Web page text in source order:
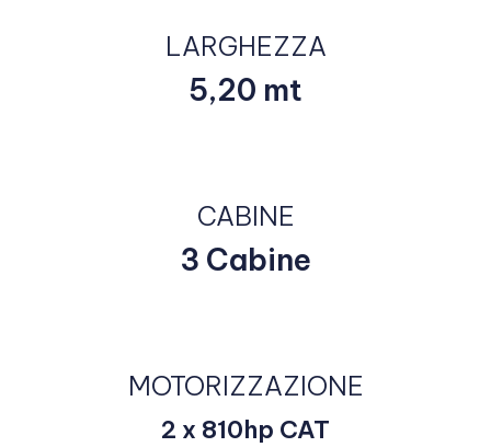
LARGHEZZA
5,20 mt
CABINE
3 Cabine
MOTORIZZAZIONE
2 x 810hp CAT